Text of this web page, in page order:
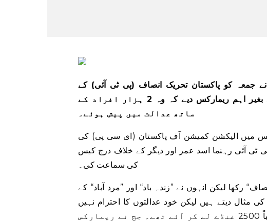
جمعہ کو پاکستان تحریک انصاف (پی ٹی آئی) کے
چیئرمین اور سابق وزیراعظم عمران خان کا نام لیے بغیر اہم ریمارکس دیے کہ وہ 2 ہزار افراد کے
ساتھ عدالت میں پیش ہوئے۔
میں الیکشن کمیشن آف پاکستان (ای سی پی) کی
ٹی آئی رہنما اسد عمر اور دیگر کے خلاف درج کیس
کی سماعت کی۔
رکھا لیکن انہوں نے ”زندہ باد“ اور ”مرد آباد“ کے
مثال دیتے ہیں لیکن خود عدالتوں کا احترام نہیں
کرتے۔ جج نے کہا کہ وہ (عمران خان) اپنے ساتھ تقریباً 2500 غنڈے لے کر آئے تھے۔ جج نے ریمارکس